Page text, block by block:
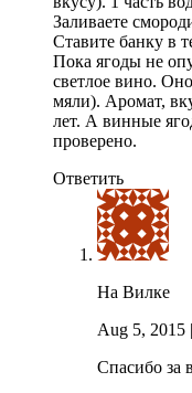
Заливаете
Ставите банку в
Пока ягоды не
светлое вино.
мяли). Аромат,
лет. А винные
проверено.
Ответить
На Вилке
Aug 5, 2015
Спасибо за